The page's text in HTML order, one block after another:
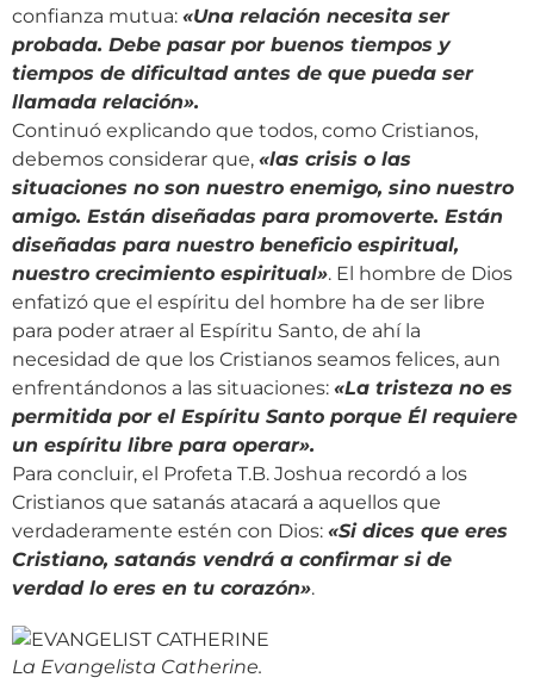
confianza mutua: «Una relación necesita ser
probada. Debe pasar por buenos tiempos y
tiempos de dificultad antes de que pueda ser
llamada relación».
Continuó explicando que todos, como Cristianos,
debemos considerar que, «las crisis o las
situaciones no son nuestro enemigo, sino nuestro
amigo. Están diseñadas para promoverte. Están
diseñadas para nuestro beneficio espiritual,
nuestro crecimiento espiritual». El hombre de Dios
enfatizó que el espíritu del hombre ha de ser libre
para poder atraer al Espíritu Santo, de ahí la
necesidad de que los Cristianos seamos felices, aun
enfrentándonos a las situaciones: «La tristeza no es
permitida por el Espíritu Santo porque Él requiere
un espíritu libre para operar».
Para concluir, el Profeta T.B. Joshua recordó a los
Cristianos que satanás atacará a aquellos que
verdaderamente estén con Dios: «Si dices que eres
Cristiano, satanás vendrá a confirmar si de
verdad lo eres en tu corazón».
La Evangelista Catherine.